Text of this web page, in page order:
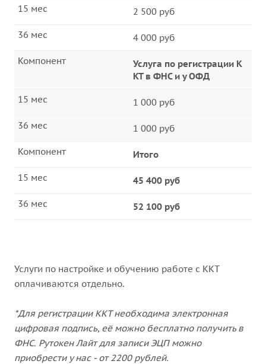
2 500 руб
15 мес
4 000 руб
36 мес
Услуга по регистрации К
КТ в ФНС и у ОФД
Компонент
1 000 руб
15 мес
1 000 руб
36 мес
Итого
Компонент
45 400 руб
15 мес
52 100 руб
36 мес
Услуги по настройке и обучению работе с ККТ
оплачиваются отдельно.
*Для регистрации ККТ необходима электронная
цифровая подпись, её можно бесплатно получить в
ФНС. Рутокен Лайт для записи ЭЦП можно
приобрести у нас - от 2200 рублей.